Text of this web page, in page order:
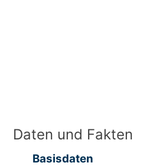
Daten und Fakten
Basisdaten